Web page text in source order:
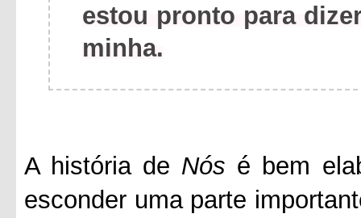
estou pronto para
minha.
A história de Nós é bem
esconder uma parte